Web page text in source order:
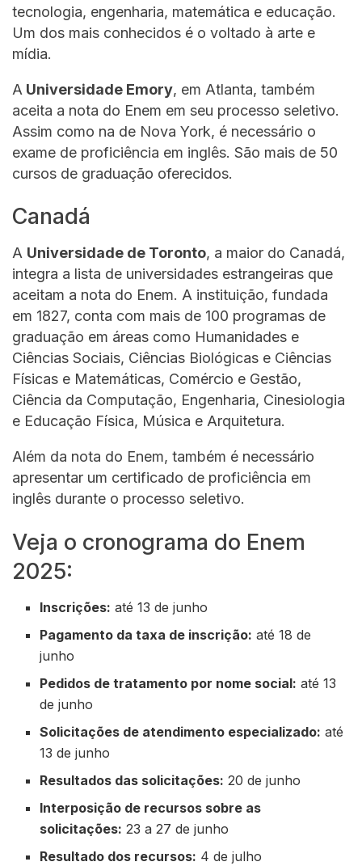
tecnologia, engenharia, matemática e educação.
Um dos mais conhecidos é o voltado à arte e
mídia.
A Universidade Emory, em Atlanta, também
aceita a nota do Enem em seu processo seletivo.
Assim como na de Nova York, é necessário o
exame de proficiência em inglês. São mais de 50
cursos de graduação oferecidos.
Canadá
A Universidade de Toronto, a maior do Canadá,
integra a lista de universidades estrangeiras que
aceitam a nota do Enem. A instituição, fundada
em 1827, conta com mais de 100 programas de
graduação em áreas como Humanidades e
Ciências Sociais, Ciências Biológicas e Ciências
Físicas e Matemáticas, Comércio e Gestão,
Ciência da Computação, Engenharia, Cinesiologia
e Educação Física, Música e Arquitetura.
Além da nota do Enem, também é necessário
apresentar um certificado de proficiência em
inglês durante o processo seletivo.
Veja o cronograma do Enem
2025:
Inscrições: até 13 de junho
Pagamento da taxa de inscrição: até 18 de
junho
Pedidos de tratamento por nome social: até 13
de junho
Solicitações de atendimento especializado: até
13 de junho
Resultados das solicitações: 20 de junho
Interposição de recursos sobre as
solicitações: 23 a 27 de junho
Resultado dos recursos: 4 de julho